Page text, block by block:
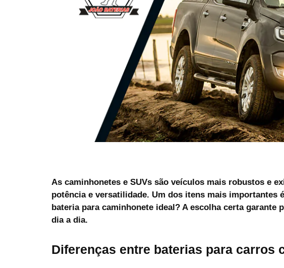
As caminhonetes e SUVs são veículos mais robustos e
potência e versatilidade. Um dos itens mais importantes
bateria para caminhonete ideal? A escolha certa garante
dia a dia.
Diferenças entre baterias para carros